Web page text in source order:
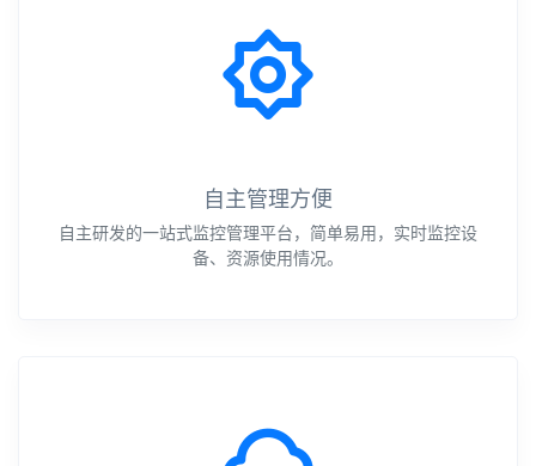
自主管理方便
自主研发的一站式监控管理平台，简单易用，实时监控设
备、资源使用情况。